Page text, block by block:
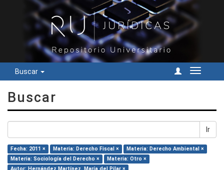
Buscar
Cambiar
Buscar
Ir
Fecha: 2011 × Materia: Derecho Fiscal ×
Materia: Derecho Ambiental ×
Materia: Sociología del Derecho ×
Materia: Otro ×